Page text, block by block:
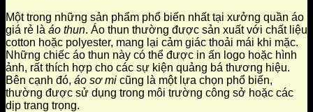
Một trong những sản phẩm phổ biến nhất tại xưởng quần áo
giá rẻ là áo thun. Áo thun thường được sản xuất với chất liệu
cotton hoặc polyester, mang lại cảm giác thoải mái khi mặc.
Những chiếc áo thun này có thể được in ấn logo hoặc hình
ảnh, rất thích hợp cho các sự kiện quảng bá thương hiệu.
Bên cạnh đó, áo sơ mi cũng là một lựa chọn phổ biến,
thường được sử dụng trong môi trường công sở hoặc các
dịp trang trọng.